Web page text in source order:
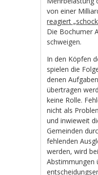
von einer
reagiert
Die Bochumer
schweigen.
In den Köpfen
spielen die
denen
übertragen
keine Rolle.
nicht als
und inwieweit
Gemeinden
fehlenden
werden, wird bei
Abstimmungen